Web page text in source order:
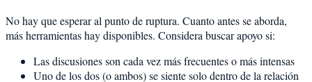
No hay que esperar al punto de ruptura. Cuanto antes se aborda,
más herramientas hay disponibles. Considera buscar apoyo si:
Las discusiones son cada vez más frecuentes o más intensas
Uno de los dos (o ambos) se siente solo dentro de la relación